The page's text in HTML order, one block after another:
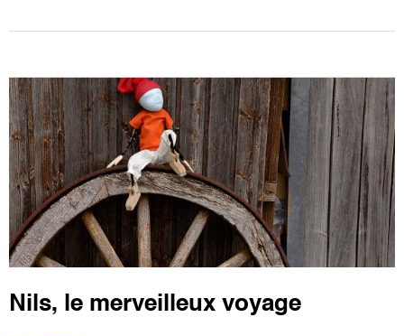
Nils, le merveilleux voyage